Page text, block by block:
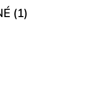
(1)